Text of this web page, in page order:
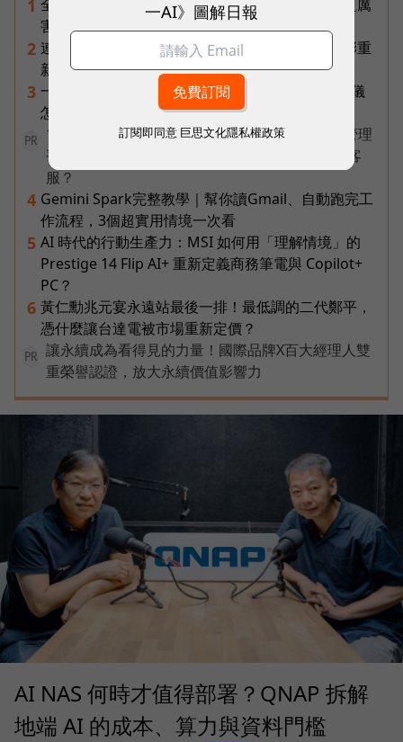
1 全台最大全聯首日業績破百萬，蔡篤昌：還會有更厲
害的大型店！為何把餐廳健身房都搬上樓？
2 連黃仁勳都叫年輕人當水電工！程世嘉：智慧通膨重
新定義「有價值的人」到底什麼樣子？
3 一張遺照「開口」說話，中間有8道關卡！翊嘉禮儀
怎麼做出AI告別式，讓逝者最後道別？
PR
1 名員工、一支 AI 團隊全包辦——企業 AI 員工管理
平台 ORRA，如何讓新創公司撐起研發、銷售到客
服？
4 Gemini Spark完整教學｜幫你讀Gmail、自動跑完工
作流程，3個超實用情境一次看
5 AI 時代的行動生產力：MSI 如何用「理解情境」的
Prestige 14 Flip AI+ 重新定義商務筆電與 Copilot+
PC？
6 黃仁勳兆元宴永遠站最後一排！最低調的二代鄭平，
憑什麼讓台達電被市場重新定價？
PR
讓永續成為看得見的力量！國際品牌X百大經理人雙
重榮譽認證，放大永續價值影響力
AI NAS 何時才值得部署？QNAP 拆解
地端 AI 的成本、算力與資料門檻
一AI》圖解日報
訂閱即同意 巨思文化隱私權政策